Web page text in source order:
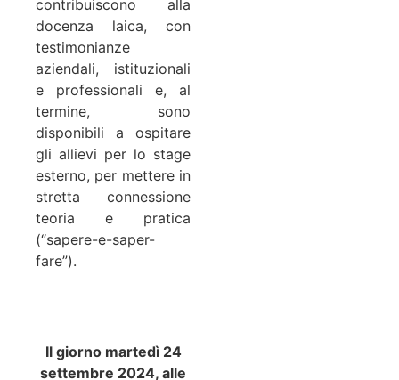
contribuiscono alla
docenza laica, con
testimonianze
aziendali, istituzionali
e professionali e, al
termine, sono
disponibili a ospitare
gli allievi per lo stage
esterno, per mettere in
stretta connessione
teoria e pratica
(“sapere-e-saper-
fare”).
Il giorno martedì 24
settembre 2024, alle